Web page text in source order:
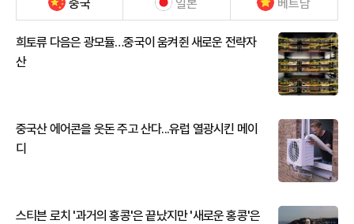
중국 일본 베트남
희토류 다음은 광모듈…중국이 움켜쥔 새로운 전략자
산
중국산 에어콘을 웃돈 주고 산다...유럽 열광시킨 메이
디
스티븐 로치 '과거의 홍콩'은 끝났지만 '새로운 홍콩'은